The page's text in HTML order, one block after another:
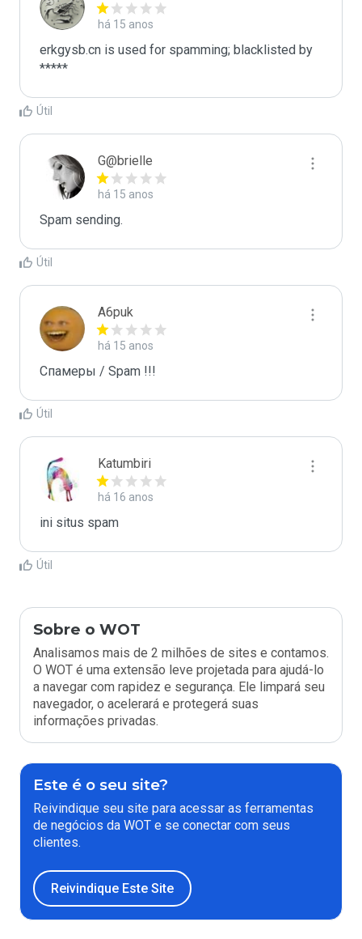
há 15 anos
erkgysb.cn is used for spamming; blacklisted by
*****
Útil
G@brielle
há 15 anos
Spam sending.
Útil
A6puk
há 15 anos
Спамеры / Spam !!!
Útil
Katumbiri
há 16 anos
ini situs spam
Útil
Sobre o WOT
Analisamos mais de 2 milhões de sites e contamos.
O WOT é uma extensão leve projetada para ajudá-lo
a navegar com rapidez e segurança. Ele limpará seu
navegador, o acelerará e protegerá suas
informações privadas.
Este é o seu site?
Reivindique seu site para acessar as ferramentas
de negócios da WOT e se conectar com seus
clientes.
Reivindique Este Site